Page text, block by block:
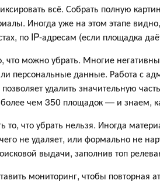
всё. Собрать полную
Иногда уже на этом этапе
по IP-адресам (если площадка
что можно убрать. Многие
персональные данные. Работа с
удалить значительную
чем 350 площадок — и знаем,
то, что убрать нельзя. Иногда
не удаляет, или формально не
выдачи, заполнив топ
мониторинг, чтобы повторная